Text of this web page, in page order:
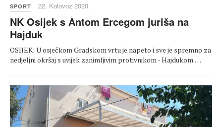
SPORT 22. Kolovoz 2020.
NK Osijek s Antom Ercegom juriša na
Hajduk
OSIJEK: U osječkom Gradskom vrtu je napeto i sve je spremno za
nedjeljni okršaj s uvijek zanimljivim protivnikom - Hajdukom.…